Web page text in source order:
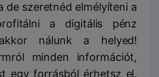
de szeretnéd elmélyíteni a
a digitális pénz
nálunk a helyed!
minden információt,
egy forrásból érhetsz el,